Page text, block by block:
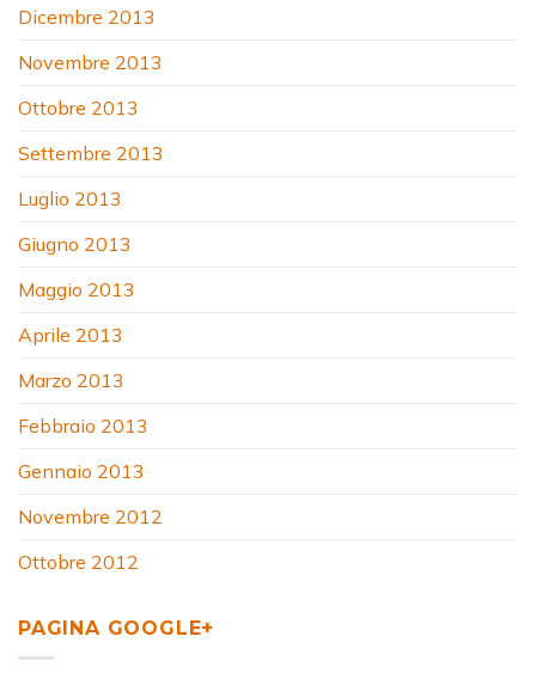
Dicembre 2013
Novembre 2013
Ottobre 2013
Settembre 2013
Luglio 2013
Giugno 2013
Maggio 2013
Aprile 2013
Marzo 2013
Febbraio 2013
Gennaio 2013
Novembre 2012
Ottobre 2012
PAGINA GOOGLE+